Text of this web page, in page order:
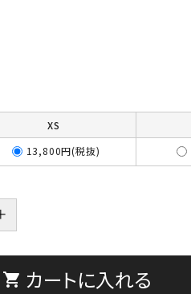
XS
13,800円(税抜)
shopping_cart カートに入れる